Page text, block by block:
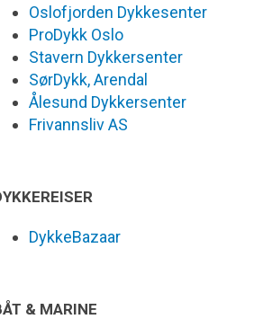
Oslofjorden Dykkesenter
ProDykk Oslo
Stavern Dykkersenter
SørDykk, Arendal
Ålesund Dykkersenter
Frivannsliv AS
DykkeBazaar
& MARINE